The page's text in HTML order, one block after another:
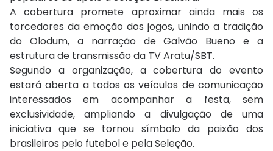
A cobertura promete aproximar ainda mais os
torcedores da emoção dos jogos, unindo a tradição
do Olodum, a narração de Galvão Bueno e a
estrutura de transmissão da TV Aratu/SBT.
Segundo a organização, a cobertura do evento
estará aberta a todos os veículos de comunicação
interessados em acompanhar a festa, sem
exclusividade, ampliando a divulgação de uma
iniciativa que se tornou símbolo da paixão dos
brasileiros pelo futebol e pela Seleção.